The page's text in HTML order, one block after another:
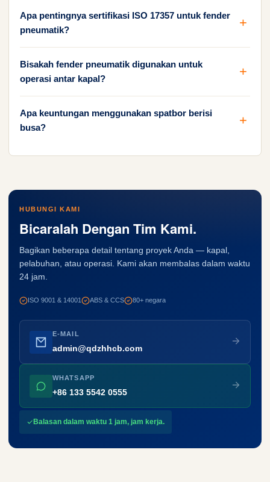
Apa pentingnya sertifikasi ISO 17357 untuk fender
pneumatik?
Bisakah fender pneumatik digunakan untuk
operasi antar kapal?
Apa keuntungan menggunakan spatbor berisi
busa?
HUBUNGI KAMI
Bicaralah Dengan Tim Kami.
Bagikan beberapa detail tentang proyek Anda — kapal,
pelabuhan, atau operasi. Kami akan membalas dalam waktu
24 jam.
ISO 9001 & 14001 ABS & CCS 80+ negara
E-MAIL
admin@qdzhhcb.com
WHATSAPP
+86 133 5542 0555
Balasan dalam waktu 1 jam, jam kerja.